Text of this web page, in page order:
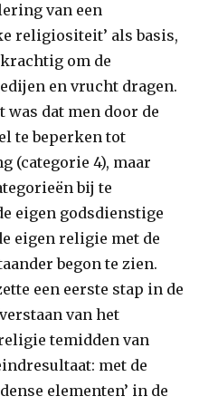
van een
religiositeit’ als basis,
om de
en vrucht dragen.
was dat men door de
te beperken tot
(categorie 4), maar
bij te
eigen godsdienstige
eigen religie met de
begon te zien.
een eerste stap in de
van het
temidden van
met de
elementen’ in de